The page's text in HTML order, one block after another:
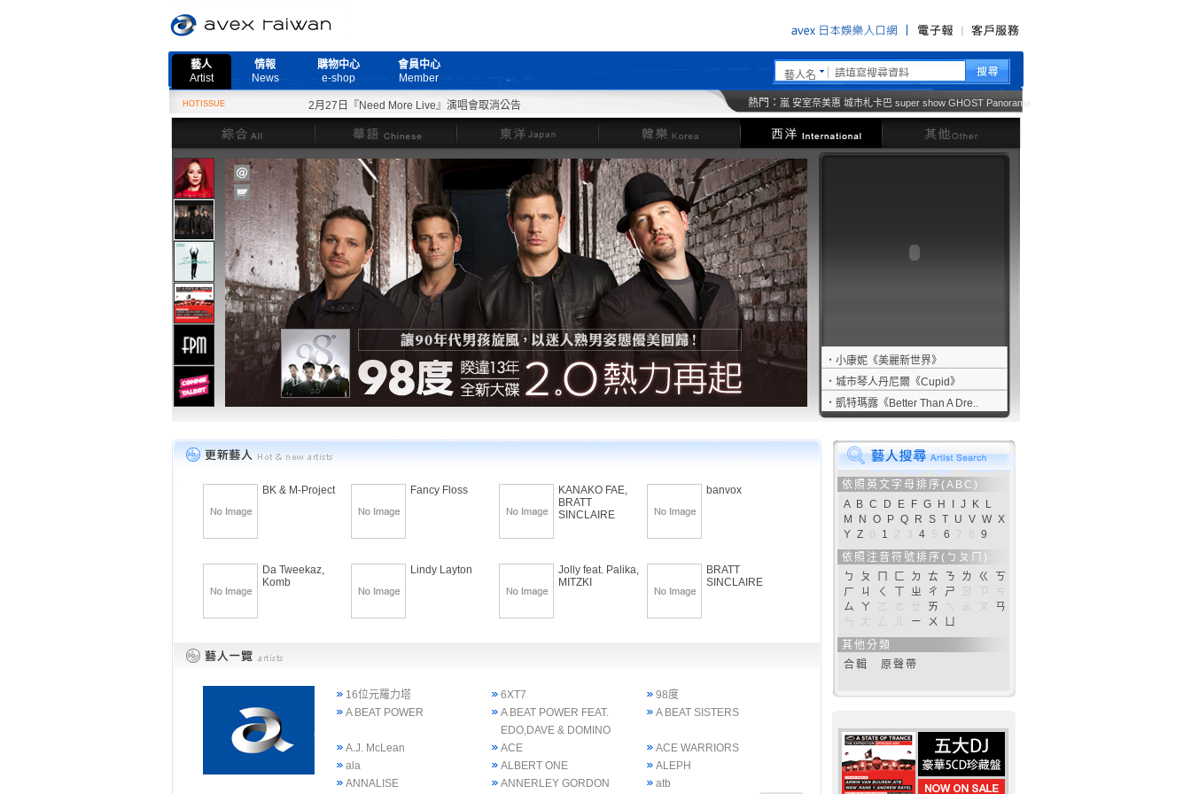
藝人
Artist
情報
News
購物中心
e-shop
會員中心
Member
藝人名
HOTISSUE 2月27日『Need More Live』演唱會取消公告 熱門： 嵐 安室奈美惠 城市札卡巴 super show GHOST Panorama
綜合 華語 東洋 韓樂 其他
‧ 小康妮《美麗新世界》
‧ 城市琴人丹尼爾《Cupid》
‧ 凱特瑪露《Better Than A Dre..
BK & M-Project Fancy Floss
KANAKO FAE,
BRATT
SINCLAIRE
banvox
Da Tweekaz,
Komb
Lindy Layton
Jolly feat. Palika,
MITZKI
BRATT
SINCLAIRE
16位元羅力塔 6XT7
98度
A BEAT POWER
A BEAT POWER FEAT.
EDO,DAVE & DOMINO
A BEAT SISTERS
A.J. McLean ACE
ACE WARRIORS
ala
ALBERT ONE
ALEPH
ANNALISE
ANNERLEY GORDON atb
依照英文字母排序(ABC)
A B C D E F G H J K
L
M
N O P Q R S T U V W X
Y Z 1 2 3 4 5 6 7 8
9
依照注音符號排序(ㄅㄆㄇ)
ㄅ
ㄆ ㄈ ㄉ ㄊ ㄋ ㄌ ㄍ
ㄎ
ㄏ
ㄐ ㄑ ㄓ ㄔ ㄕ
ㄘ
ㄙ
ㄚ ㄛ ㄜ ㄝ ㄞ ㄠ ㄡ
ㄢ
ㄣ
ㄤ ㄥ ㄧ ㄨ
ㄩ
其他分類
合輯
原聲帶